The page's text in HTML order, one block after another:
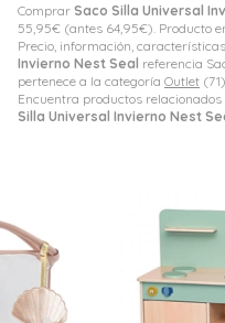
Comprar Saco Silla Universal
55,95€ (antes 64,95€). Producto
Precio, información,
Invierno Nest Seal referencia
pertenece a la categoría Outlet
Encuentra productos
Silla Universal Invierno Nest